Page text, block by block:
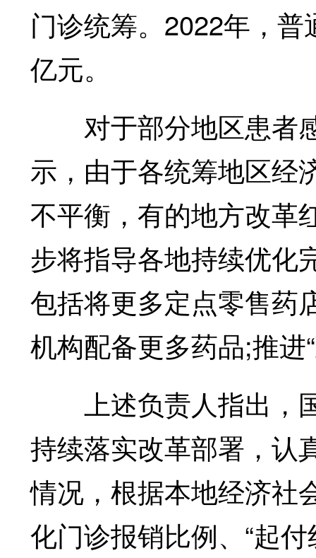
门诊统筹。2022年，
亿元。
对于部分地区患者
示，由于各统筹地区经
不平衡，有的地方改革
步将指导各地持续优化
包括将更多定点零售药
机构配备更多药品;推进
上述负责人指出，
持续落实改革部署，认
情况，根据本地经济社
化门诊报销比例、“起